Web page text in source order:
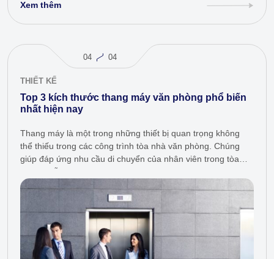
Xem thêm
04 04
THIẾT KẾ
Top 3 kích thước thang máy văn phòng phổ biến
nhất hiện nay
Thang máy là một trong những thiết bị quan trọng không
thể thiếu trong các công trình tòa nhà văn phòng. Chúng
giúp đáp ứng nhu cầu di chuyển của nhân viên trong tòa
nhà và hỗ trợ việc di…